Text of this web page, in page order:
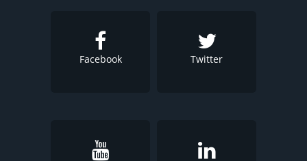
Facebook Twitter